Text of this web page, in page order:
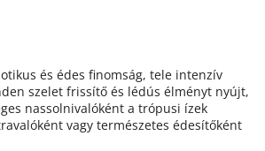
és édes finomság, tele intenzív
szelet frissítő és lédús élményt nyújt,
nassolnivalóként a trópusi ízek
vagy természetes édesítőként